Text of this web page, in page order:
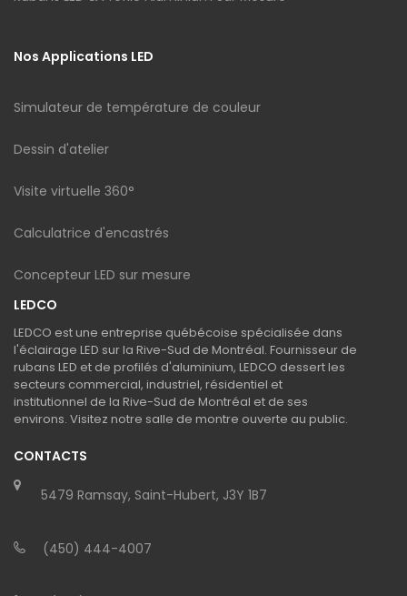
Nos Applications LED
Simulateur de température de couleur
Dessin d'atelier
Visite virtuelle 360°
Calculatrice d'encastrés
Concepteur LED sur mesure
LEDCO
LEDCO est une entreprise québécoise spécialisée dans
l'éclairage LED sur la Rive-Sud de Montréal. Fournisseur de
rubans LED et de profilés d'aluminium, LEDCO dessert les
secteurs commercial, industriel, résidentiel et
institutionnel de la Rive-Sud de Montréal et de ses
environs. Visitez notre salle de montre ouverte au public.
CONTACTS
5479 Ramsay, Saint-Hubert, J3Y 1B7
(450) 444-4007